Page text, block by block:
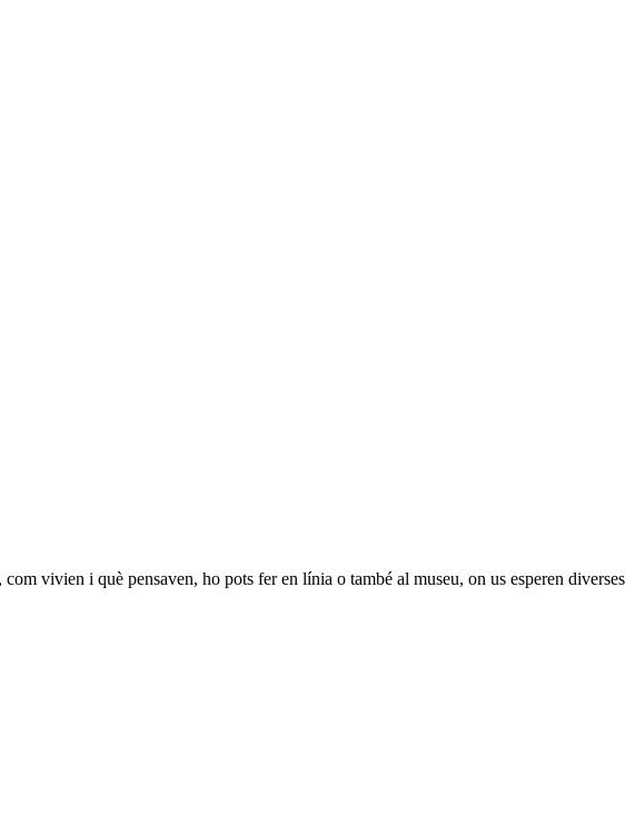
vivien i què pensaven, ho pots fer en línia o també al museu, on us esperen diverses